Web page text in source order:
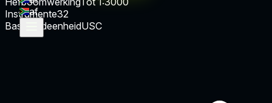
af
Instrumente32
BasisgeldeenheidUSC